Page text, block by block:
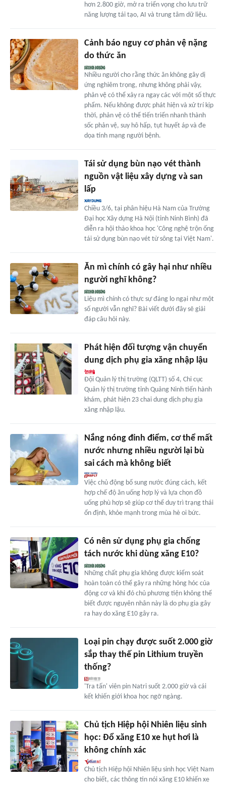
hơn 2.800 giờ, mở ra triển vọng cho lưu trữ
năng lượng tái tạo, AI và trung tâm dữ liệu.
Cảnh báo nguy cơ phản vệ nặng
do thức ăn
Nhiều người cho rằng thức ăn không gây dị
ứng nghiêm trọng, nhưng không phải vậy,
phản vệ có thể xảy ra ngay các với một số thực
phẩm. Nếu không được phát hiện và xử trí kịp
thời, phản vệ có thể tiến triển nhanh thành
sốc phản vệ, suy hô hấp, tụt huyết áp và đe
dọa tính mạng người bệnh.
Tái sử dụng bùn nạo vét thành
nguồn vật liệu xây dựng và san
lấp
Chiều 3/6, tại phân hiệu Hà Nam của Trường
Đại học Xây dựng Hà Nội (tỉnh Ninh Bình) đã
diễn ra hội thảo khoa học 'Công nghệ trộn ống
tái sử dụng bùn nạo vét từ sông tại Việt Nam'.
Ăn mì chính có gây hại như nhiều
người nghĩ không?
Liệu mì chính có thực sự đáng lo ngại như một
số người vẫn nghĩ? Bài viết dưới đây sẽ giải
đáp câu hỏi này.
Phát hiện đối tượng vận chuyển
dung dịch phụ gia xăng nhập lậu
Đội Quản lý thị trường (QLTT) số 4, Chi cục
Quản lý thị trường tỉnh Quảng Ninh tiến hành
khám, phát hiện 23 chai dung dịch phụ gia
xăng nhập lậu.
Nắng nóng đỉnh điểm, cơ thể mất
nước nhưng nhiều người lại bù
sai cách mà không biết
Việc chủ động bổ sung nước đúng cách, kết
hợp chế độ ăn uống hợp lý và lựa chọn đồ
uống phù hợp sẽ giúp cơ thể duy trì trạng thái
ổn định, khỏe mạnh trong mùa hè oi bức.
Có nên sử dụng phụ gia chống
tách nước khi dùng xăng E10?
Những chất phụ gia không được kiểm soát
hoàn toàn có thể gây ra những hỏng hóc của
động cơ và khi đó chủ phương tiện không thể
biết được nguyên nhân này là do phụ gia gây
ra hay do xăng E10 gây ra.
Loại pin chạy được suốt 2.000 giờ
sắp thay thế pin Lithium truyền
thống?
'Tra tấn' viên pin Natri suốt 2.000 giờ và cái
kết khiến giới khoa học ngỡ ngàng.
Chủ tịch Hiệp hội Nhiên liệu sinh
học: Đổ xăng E10 xe hụt hơi là
không chính xác
Chủ tịch Hiệp hội Nhiên liệu sinh học Việt Nam
cho biết, các thông tin nói xăng E10 khiến xe